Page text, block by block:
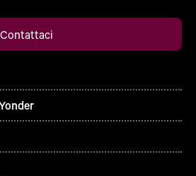
Contattaci